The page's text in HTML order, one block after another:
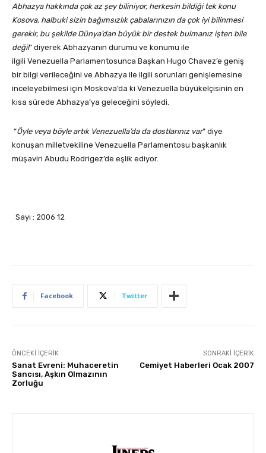
Abhazya hakkında çok az şey biliniyor, herkesin bildiği tek konu
Kosova, halbuki sizin bağımsızlık çabalarınızın da çok iyi bilinmesi
gerekir, bu şekilde Dünya’dan büyük bir destek bulmanız işten bile
değil” diyerek Abhazyanın durumu ve konumu ile
ilgili Venezuella Parlamentosunca Başkan Hugo Chavez’e geniş
bir bilgi verileceğini ve Abhazya ile ilgili sorunları genişlemesine
inceleyebilmesi için Moskova’da ki Venezuella büyükelçisinin en
kısa sürede Abhazya’ya geleceğini söyledi.
“Öyle veya böyle artık Venezuella’da da dostlarınız var” diye
konuşan milletvekiline Venezuella Parlamentosu başkanlık
müşaviri Abudu Rodrigez’de eşlik ediyor.
Sayı : 2006 12
Facebook Twitter
ÖNCEKI İÇERIK
Sanat Evreni: Muhaceretin
Sancısı, Aşkın Olmazının
Zorluğu
SONRAKI İÇERIK
Cemiyet Haberleri Ocak 2007